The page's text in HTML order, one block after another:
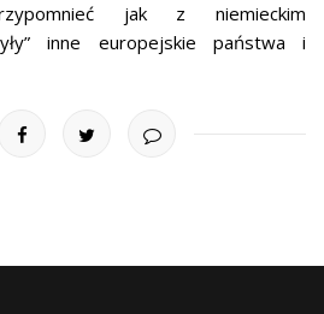
jak z niemieckim
inne europejskie państwa i